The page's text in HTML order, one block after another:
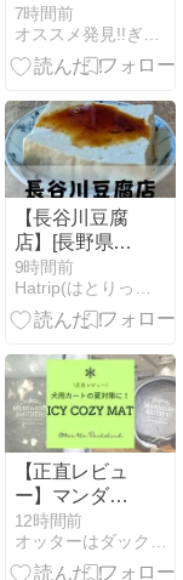
全ガイド！
音・見た目・
産地で失敗し
底解説
7時間前
オススメ発見!!ぎょにくニュース
【長谷川豆腐
店】[長野県上
田市] 別所温泉
駅から徒歩5
分！昔ながら
腐と青豆豆腐
の老舗！営業
時間・定休
日・メニュー
など(^o^)
9時間前
Hatrip(はとりっぷ) 格安国内グルメ&観光スポット紹介
【正直レビュ
ー】マンダリ
ンブラザーズ
冷却マット！
犬用カートの
12時間前
オッターはダックスフンド